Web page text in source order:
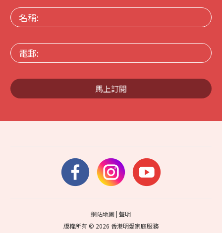
名
稱:
電
郵:
馬上訂閱
網站地圖|聲明
版權所有 © 2026 香港明愛家庭服務